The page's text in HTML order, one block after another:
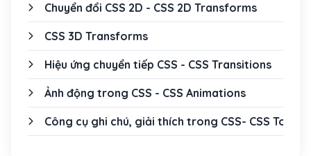
Chuyển đổi CSS 2D - CSS 2D Transforms
CSS 3D Transforms
Hiệu ứng chuyển tiếp CSS - CSS Transitions
Ảnh động trong CSS - CSS Animations
Công cụ ghi chú, giải thích trong CSS- CSS Tooltip